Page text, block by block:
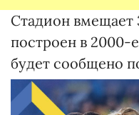
Стадион вмещает
построен в 2000-
будет сообщено